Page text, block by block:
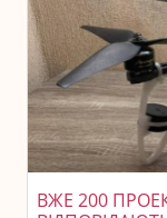
ВЖЕ 200